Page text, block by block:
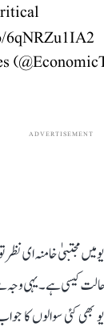
6qNRZu1IA2
ADVERTISEMENT
سیکنڈ کی ویڈیو میں مجتبیٰ
کیسی ہے۔ یہی وجہ
بھی کئی سوالوں کا